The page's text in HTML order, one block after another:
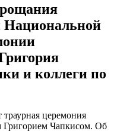
Национальной
и коллеги по
церемония
Григорием Чапкисом. Об